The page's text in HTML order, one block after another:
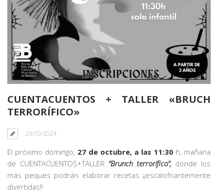
CUENTACUENTOS + TALLER «BRUCH
TERRORÍFICO»
23/10/2024
El próximo domingo, 27 de octubre, a las 11:30 h, mañana
de CUENTACUENTOS+TALLER “Brunch terrorífico”, dónde los
más peques podrán elaborar recetas ¡¡escalofriantemente
divertidas!!